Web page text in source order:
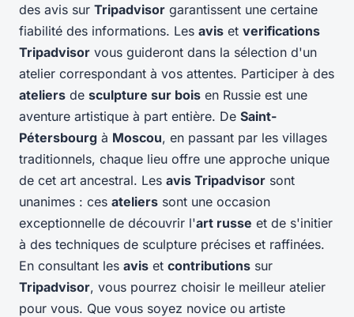
des avis sur Tripadvisor garantissent une certaine
fiabilité des informations. Les avis et verifications
Tripadvisor vous guideront dans la sélection d'un
atelier correspondant à vos attentes. Participer à des
ateliers de sculpture sur bois en Russie est une
aventure artistique à part entière. De Saint-
Pétersbourg à Moscou, en passant par les villages
traditionnels, chaque lieu offre une approche unique
de cet art ancestral. Les avis Tripadvisor sont
unanimes : ces ateliers sont une occasion
exceptionnelle de découvrir l'art russe et de s'initier
à des techniques de sculpture précises et raffinées.
En consultant les avis et contributions sur
Tripadvisor, vous pourrez choisir le meilleur atelier
pour vous. Que vous soyez novice ou artiste